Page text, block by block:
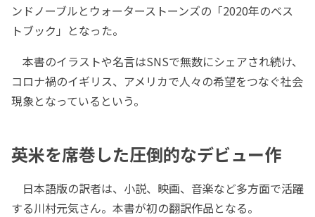
ンドノーブルとウォーターストーンズの「2020年のベス
トブック」となった。
本書のイラストや名言はSNSで無数にシェアされ続け、
コロナ禍のイギリス、アメリカで人々の希望をつなぐ社会
現象となっているという。
英米を席巻した圧倒的なデビュー作
日本語版の訳者は、小説、映画、音楽など多方面で活躍
する川村元気さん。本書が初の翻訳作品となる。